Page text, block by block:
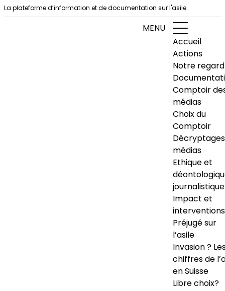
Aller au contenu
La plateforme d’information et de documentation sur l'asile
MENU
Accueil
Actions
Notre regard
Comptoir
médias
Choix du
Comptoir
Décryptages
médias
Ethique et
journalistique
Impact et
interventions
Préjugé sur
l’asile
Invasion ?
chiffres de
en Suisse
Libre choix?